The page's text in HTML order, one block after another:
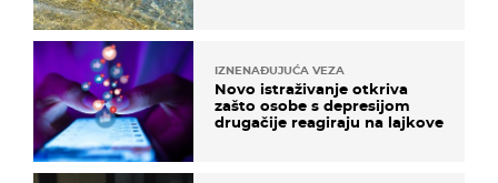
IZNENAĐUJUĆA VEZA
Novo istraživanje otkriva
zašto osobe s depresijom
drugačije reagiraju na lajkove